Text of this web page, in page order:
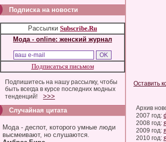
Подписка на новости
Рассылки Subscribe.Ru
Мода - online: женский журнал
Подписаться письмом
Подпишитесь на нашу рассылку, чтобы
быть всегда в курсе последних модных
тенденций!
>>>
Случайная цитата
Мода - деспот, которого умные люди
высмеивают, но слушаются.
Оставить
Архив
2007 год:
2008 год:
2009 год:
2010 год: